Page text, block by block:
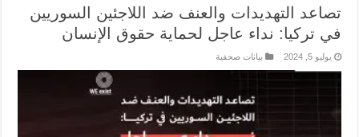
تصاعد التهديدات والعنف ضد اللاجئين السوريين
في تركيا: نداء عاجل لحماية حقوق الإنسان
يوليو 5, 2024 بيانات صحفية